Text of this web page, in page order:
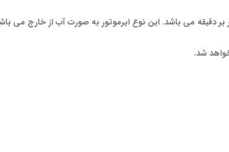
2 سوراخ راینو با نسبت یک به یک دارای حداکثر سرعت 40000 دور بر دقیقه می باشد. این نوع
شد.